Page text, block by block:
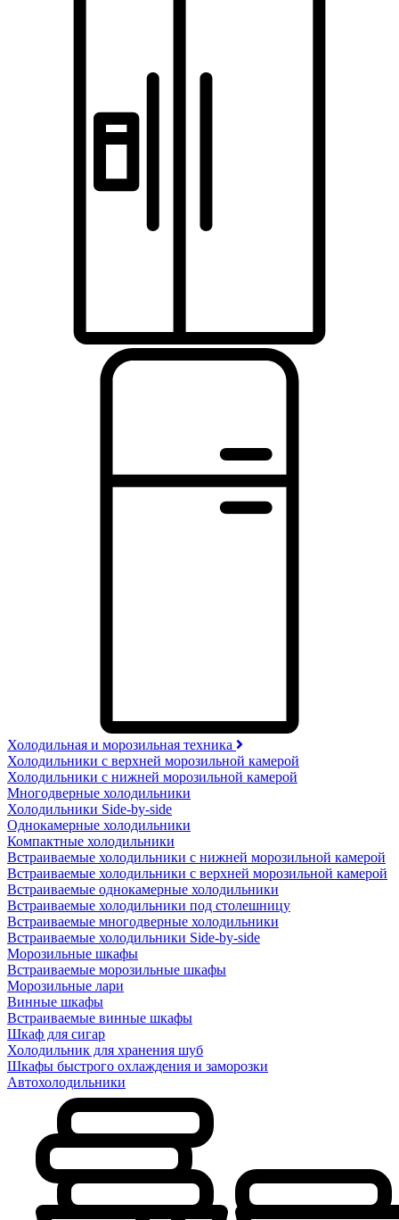
Холодильная и морозильная техника
Холодильники с верхней морозильной камерой
Холодильники с нижней морозильной камерой
Многодверные холодильники
Холодильники Side-by-side
Однокамерные холодильники
Компактные холодильники
Встраиваемые холодильники с нижней морозильной камерой
Встраиваемые холодильники с верхней морозильной камерой
Встраиваемые однокамерные холодильники
Встраиваемые холодильники под столешницу
Встраиваемые многодверные холодильники
Встраиваемые холодильники Side-by-side
Морозильные шкафы
Встраиваемые морозильные шкафы
Морозильные лари
Винные шкафы
Встраиваемые винные шкафы
Шкаф для сигар
Холодильник для хранения шуб
Шкафы быстрого охлаждения и заморозки
Автохолодильники